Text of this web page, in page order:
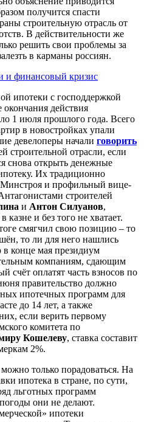
получится спасти
строительную отрасль от
В действительности же
решить свои проблемы за
в карманы россиян.
и финансовый кризис
ипотеки с гос­поддержкой
окончания действия
1 июля прошлого года. Всего
в новостройках упали
девелоперы начали говорить
строительной отрасли, если
снова открыть денежные
Их традиционно
и профильный вице-
строителей
и Антон Силуанов,
казне и без того не хватает.
смягчил свою позицию – то
то ли для него нашлись
конце мая президиум
компаниям, сдающим
счёт оплатят часть взносов по
правительство должно
ипотечных программ для
до 14 лет, а также
если верить первому
комитета по
Кошелеву, ставка составит
2%.
только порадоваться. На
ипотека в стране, по сути,
льготных программ
они не делают.
ипотеки